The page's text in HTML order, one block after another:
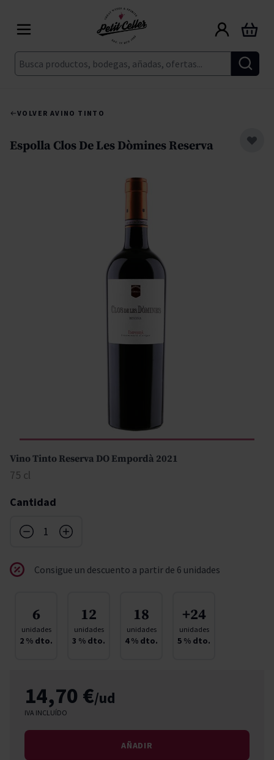
Buscar
Carrito
VOLVER AVINO TINTO
Espolla Clos De Les Dòmines Reserva
Vino Tinto Reserva DO Empordà 2021
75 cl
Cantidad
Consigue un descuento a partir de 6 unidades
6
unidades
2 % dto.
12
unidades
3 % dto.
18
unidades
4% dto.
+24
unidades
5 % dto.
14,70 €/ud
IVA INCLUÍDO
AÑADIR